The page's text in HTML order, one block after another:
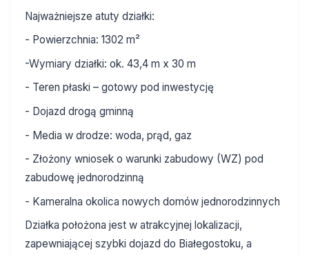
Najważniejsze atuty działki:
- Powierzchnia: 1302 m²
-Wymiary działki: ok. 43,4 m x 30 m
- Teren płaski – gotowy pod inwestycję
- Dojazd drogą gminną
- Media w drodze: woda, prąd, gaz
- Złożony wniosek o warunki zabudowy (WZ) pod
zabudowę jednorodzinną
- Kameralna okolica nowych domów jednorodzinnych
Działka położona jest w atrakcyjnej lokalizacji,
zapewniającej szybki dojazd do Białegostoku, a